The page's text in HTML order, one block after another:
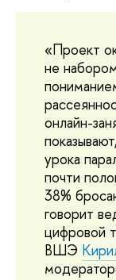
«Проект
не
онлайн-
урока
почти
38%
говорит
цифровой
ВШЭ